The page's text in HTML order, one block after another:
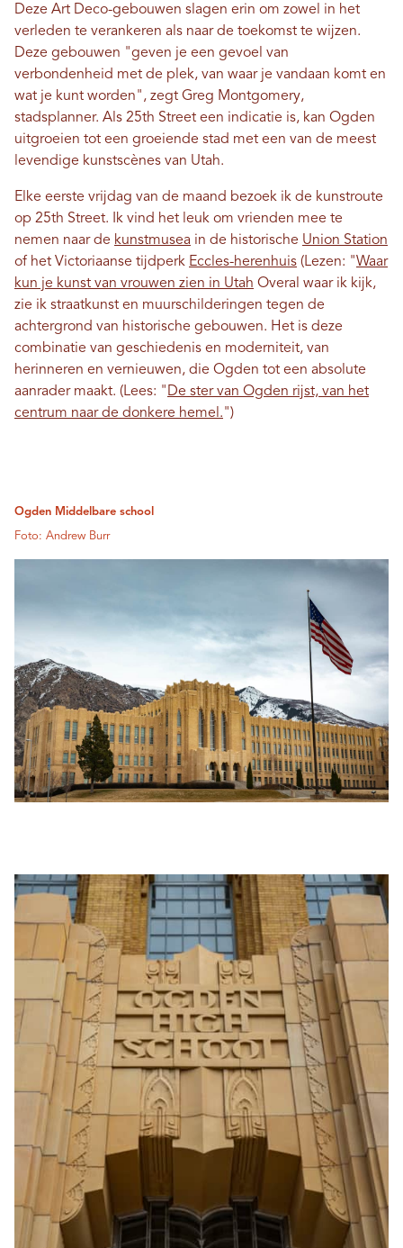
Deze Art Deco-gebouwen slagen erin om zowel in het
verleden te verankeren als naar de toekomst te wijzen.
Deze gebouwen "geven je een gevoel van
verbondenheid met de plek, van waar je vandaan komt en
wat je kunt worden", zegt Greg Montgomery,
stadsplanner. Als 25th Street een indicatie is, kan Ogden
uitgroeien tot een groeiende stad met een van de meest
levendige kunstscènes van Utah.
Elke eerste vrijdag van de maand bezoek ik de kunstroute
op 25th Street. Ik vind het leuk om vrienden mee te
nemen naar de kunstmusea in de historische Union Station
of het Victoriaanse tijdperk Eccles-herenhuis (Lezen: "Waar
kun je kunst van vrouwen zien in Utah Overal waar ik kijk,
zie ik straatkunst en muurschilderingen tegen de
achtergrond van historische gebouwen. Het is deze
combinatie van geschiedenis en moderniteit, van
herinneren en vernieuwen, die Ogden tot een absolute
aanrader maakt. (Lees: " De ster van Ogden rijst, van het
centrum naar de donkere hemel.")
Ogden Middelbare school
Foto: Andrew Burr